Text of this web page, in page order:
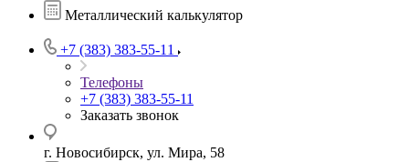
Металлический калькулятор
+7 (383) 383-55-11
Телефоны
+7 (383) 383-55-11
Заказать звонок
г. Новосибирск, ул. Мира, 58